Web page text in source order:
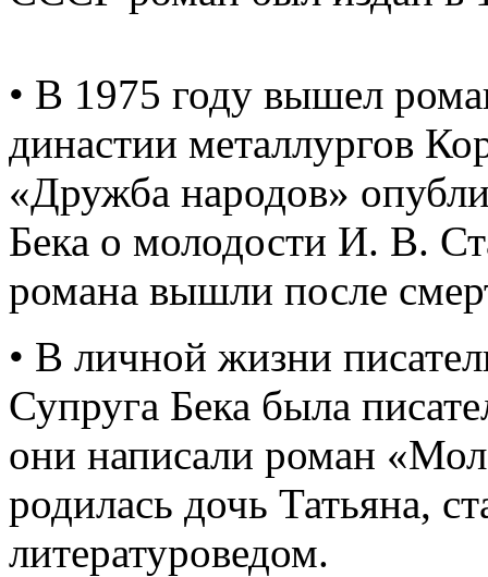
• В 1975 году вышел
династии металлургов
«Дружба народов»
Бека о молодости И. В.
романа вышли после
• В личной жизни
Супруга Бека была
они написали роман
родилась дочь Татьяна,
литературоведом.